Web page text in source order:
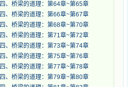
四、桥梁的道理：第64章~第65章
四、桥梁的道理：第66章~第67章
四、桥梁的道理：第68章~第70章
四、桥梁的道理：第71章~第72章
四、桥梁的道理：第73章~第74章
四、桥梁的道理：第75章~第76章
四、桥梁的道理：第77章~第78章
四、桥梁的道理：第79章~第80章